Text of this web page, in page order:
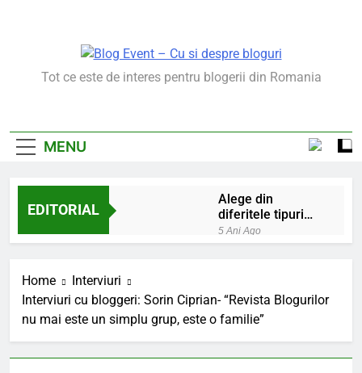
Blog Event – Cu Si
Tot ce este de interes pentru blogerii din Romania
MENU
EDITORIAL
Alege din
diferitele tipuri
de bratara de
argint
5 Ani Ago
Lucruri esentiale
invatate de la copilul
meu
6 Ani Ago
Home
Interviuri
Interviuri cu bloggeri: Sorin Ciprian- “Revista Blogurilor
nu mai este un simplu grup, este o familie”